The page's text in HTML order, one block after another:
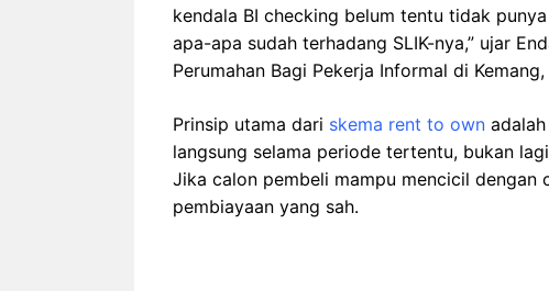
kendala BI checking belum tentu tidak
apa-apa sudah terhadang SLIK-nya,” ujar
Perumahan Bagi Pekerja Informal di
Prinsip utama dari skema rent to own
langsung selama periode tertentu, bukan
Jika calon pembeli mampu mencicil dengan
pembiayaan yang sah.